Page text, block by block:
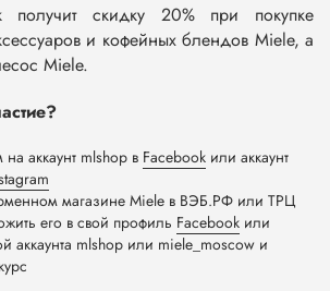
получит скидку 20% при покупке
и кофейных блендов Miele, а
Miele.
аккаунт mlshop в Facebook или аккаунт
магазине Miele в ВЭБ.РФ или ТРЦ
его в свой профиль Facebook или
аккаунта mlshop или miele_moscow и